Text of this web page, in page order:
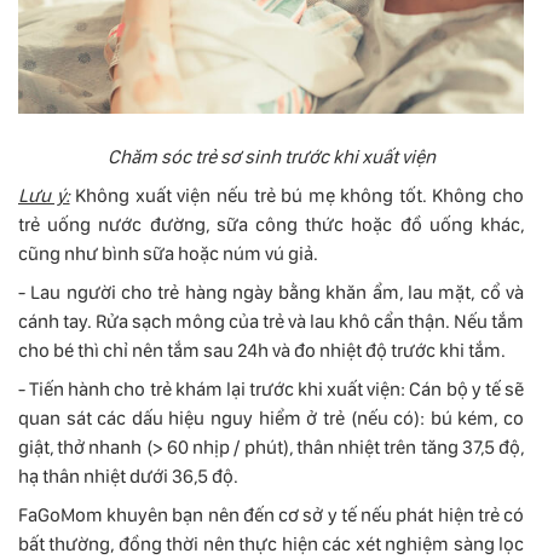
Chăm sóc trẻ sơ sinh trước khi xuất viện
Lưu ý:Không xuất viện nếu trẻ bú mẹ không tốt. Không cho
trẻ uống nước đường, sữa công thức hoặc đồ uống khác,
cũng như bình sữa hoặc núm vú giả.
- Lau người cho trẻ hàng ngày bằng khăn ẩm, lau mặt, cổ và
cánh tay. Rửa sạch mông của trẻ và lau khô cẩn thận. Nếu tắm
cho bé thì chỉ nên tắm sau 24h và đo nhiệt độ trước khi tắm.
- Tiến hành cho trẻ khám lại trước khi xuất viện: Cán bộ y tế sẽ
quan sát các dấu hiệu nguy hiểm ở trẻ (nếu có): bú kém, co
giật, thở nhanh (> 60 nhịp / phút), thân nhiệt trên tăng 37,5 độ,
hạ thân nhiệt dưới 36,5 độ.
FaGoMom khuyên bạn nên đến cơ sở y tế nếu phát hiện trẻ có
bất thường, đồng thời nên thực hiện các xét nghiệm sàng lọc